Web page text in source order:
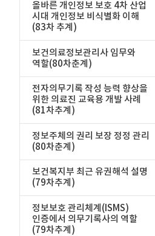
올바른 개인정보 보호 4차 산업
시대 개인정보 비식별화 이해
(83차 추계)
보건의료정보관리사 임무와
역할(80차춘계)
전자의무기록 작성 능력 향상을
위한 의료진 교육용 개발 사례
(81차추계)
정보주체의 권리 보장 정정 관리
(80차춘계)
보건복지부 최근 유권해석 설명
(79차추계)
정보보호 관리체계(ISMS)
인증에서 의무기록사의 역할
(79차추계)